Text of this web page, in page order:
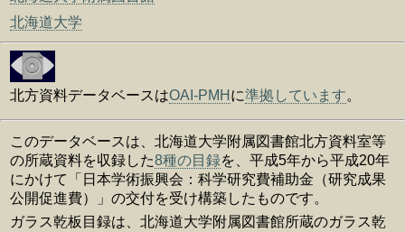
北海道大学
北方資料データベースはOAI-PMH に準拠しています。
このデータベースは、北海道大学附属図書館北方資料室等
の所蔵資料を収録した8種の目録を、平成5年から平成20年
にかけて「日本学術振興会：科学研究費補助金（研究成果
公開促進費）」の交付を受け構築したものです。
ガラス乾板目録は、北海道大学附属図書館所蔵のガラス乾